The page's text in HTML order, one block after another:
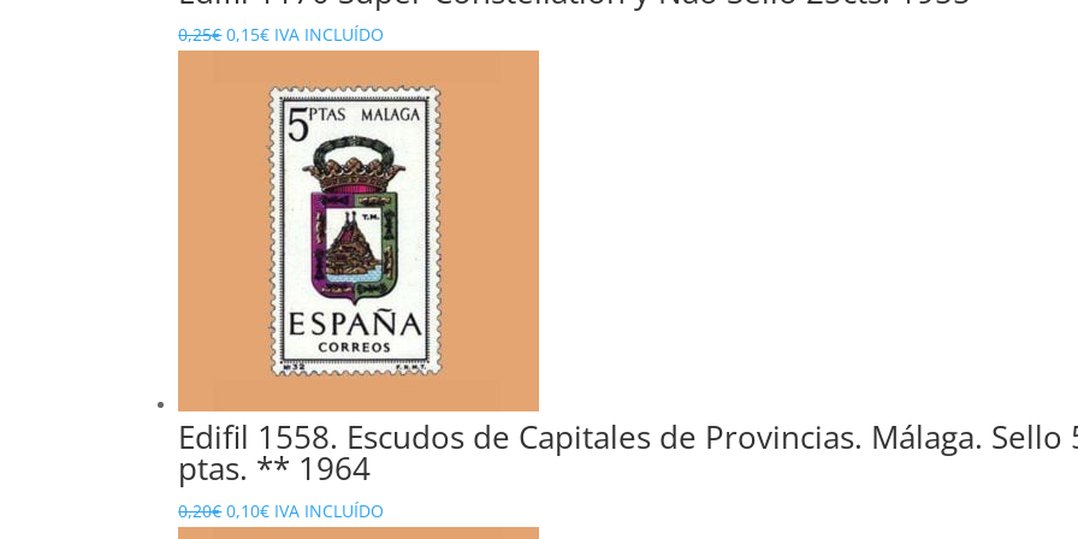
0,25€El
original
0,25€.
0,15€El
actual
es:
0,15€.
IVA INCLUÍDO
Edifil 1558. Escudos de Capitales de Provincias. Málaga. Sello
ptas. ** 1964
0,20€El
0,10€ElIVA INCLUÍDO